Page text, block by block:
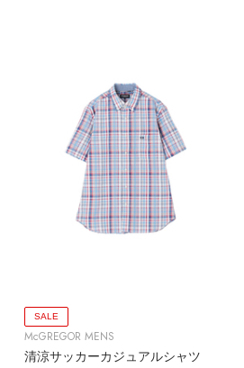
SALE
McGREGOR MENS
清涼サッカーカジュアルシャツ